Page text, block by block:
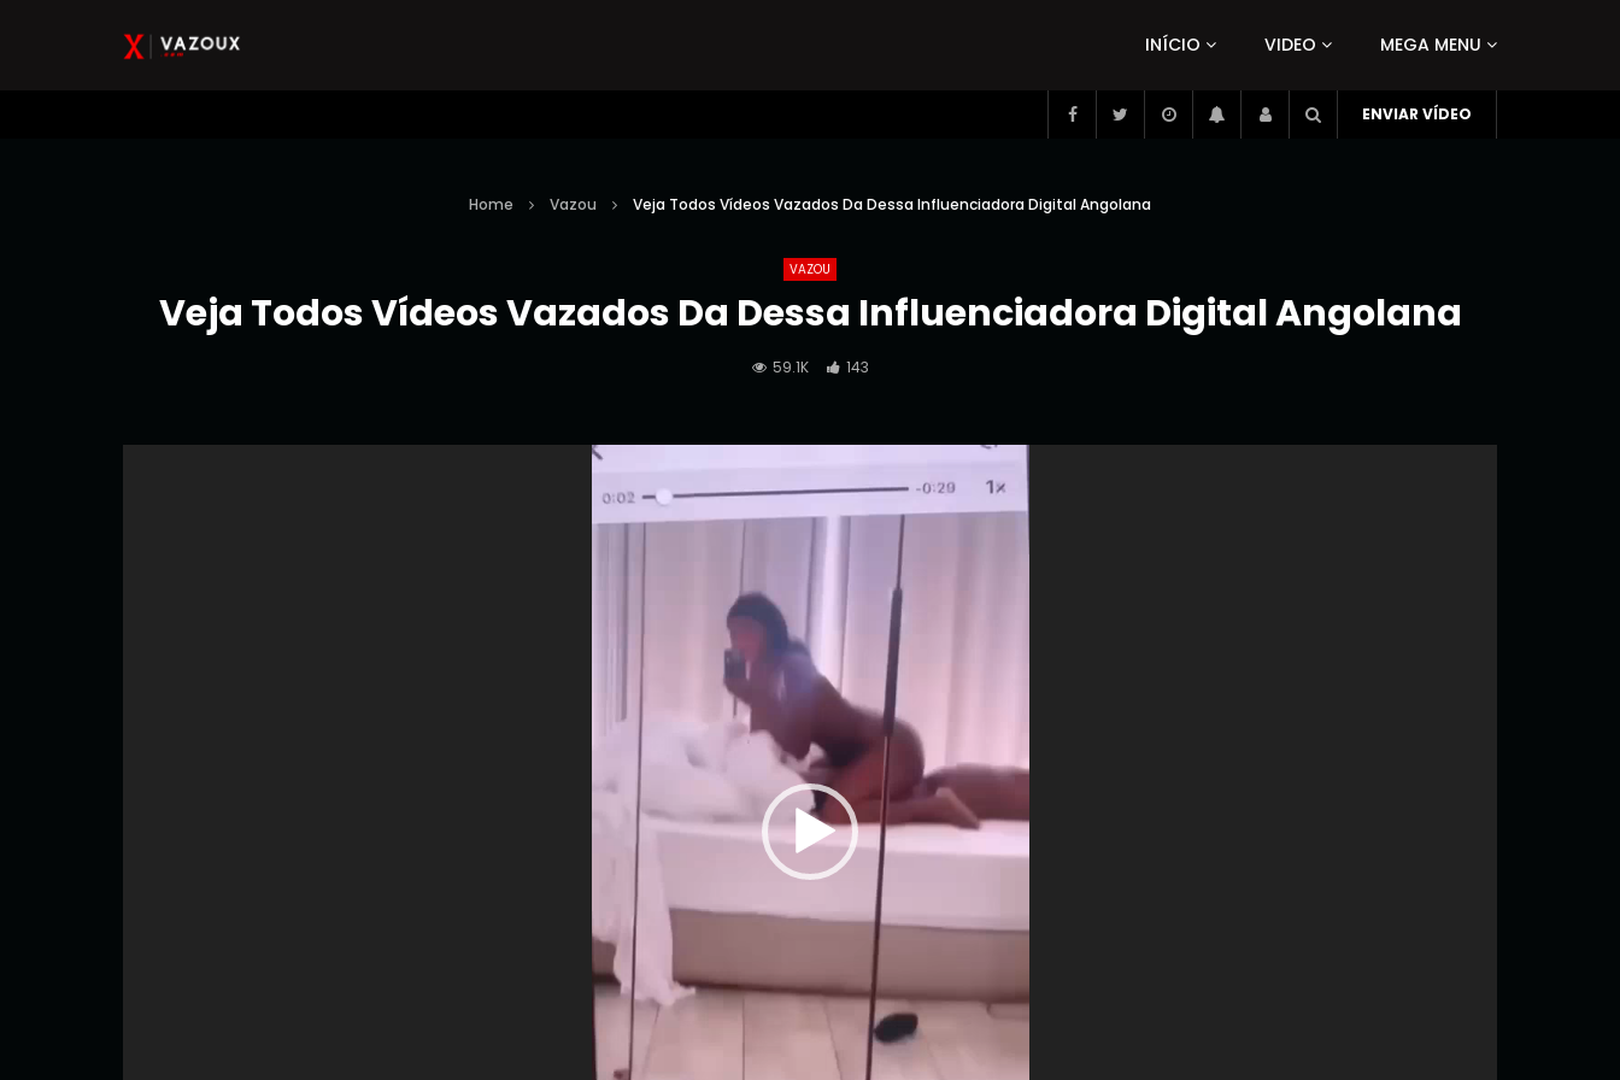
INÍCIO VIDEO MEGA MENU
ENVIAR VÍDEO
Home Vazou Veja Todos Vídeos Vazados Da Dessa Influenciadora Digital Angolana
VAZOU
Veja Todos Vídeos Vazados Da Dessa Influenciadora Digital Angolana
59.1K 143
de
vídeo